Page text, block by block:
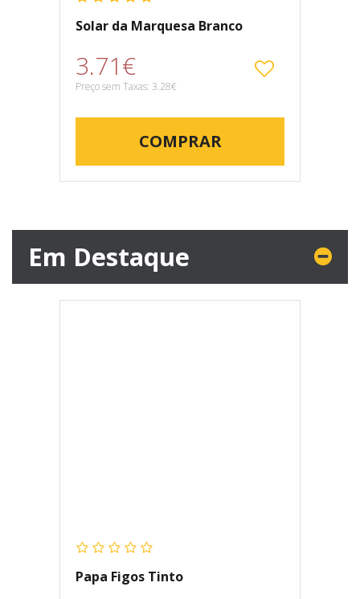
Solar da Marquesa Branco
3.71€
Preço sem Taxas: 3.28€
COMPRAR
Em Destaque
Papa Figos Tinto